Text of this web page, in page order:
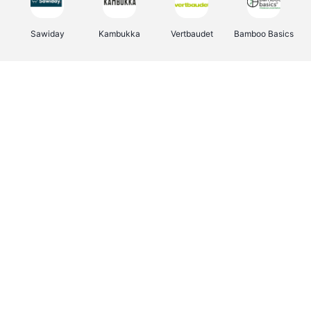
Sawiday Kambukka Vertbaudet Bamboo Basics